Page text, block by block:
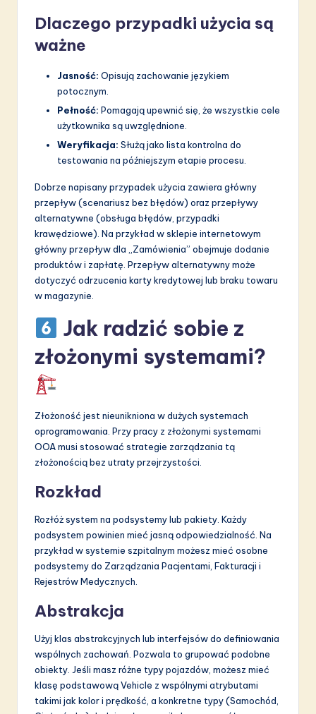
Dlaczego przypadki użycia są
ważne
Jasność: Opisują zachowanie językiem
potocznym.
Pełność: Pomagają upewnić się, że wszystkie cele
użytkownika są uwzględnione.
Weryfikacja: Służą jako lista kontrolna do
testowania na późniejszym etapie procesu.
Dobrze napisany przypadek użycia zawiera główny
przepływ (scenariusz bez błędów) oraz przepływy
alternatywne (obsługa błędów, przypadki
krawędziowe). Na przykład w sklepie internetowym
główny przepływ dla „Zamówienia” obejmuje dodanie
produktów i zapłatę. Przepływ alternatywny może
dotyczyć odrzucenia karty kredytowej lub braku towaru
w magazynie.
Jak radzić sobie z
złożonymi systemami?
Złożoność jest nieunikniona w dużych systemach
oprogramowania. Przy pracy z złożonymi systemami
OOA musi stosować strategie zarządzania tą
złożonością bez utraty przejrzystości.
Rozkład
Rozłóż system na podsystemy lub pakiety. Każdy
podsystem powinien mieć jasną odpowiedzialność. Na
przykład w systemie szpitalnym możesz mieć osobne
podsystemy do Zarządzania Pacjentami, Fakturacji i
Rejestrów Medycznych.
Abstrakcja
Użyj klas abstrakcyjnych lub interfejsów do definiowania
wspólnych zachowań. Pozwala to grupować podobne
obiekty. Jeśli masz różne typy pojazdów, możesz mieć
klasę podstawową Vehicle z wspólnymi atrybutami
takimi jak kolor i prędkość, a konkretne typy (Samochód,